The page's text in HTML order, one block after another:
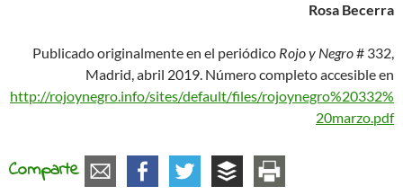
Rosa Becerra
Publicado originalmente en el periódico Rojo y Negro# 332,
Madrid, abril 2019. Número completo accesible en
http://rojoynegro.info/sites/default/files/rojoynegro%20332%
20marzo.pdf
Comparte